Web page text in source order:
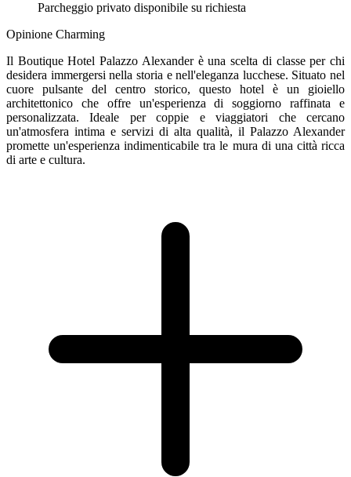
Parcheggio privato disponibile su richiesta
Opinione Charming
Il Boutique Hotel Palazzo Alexander è una scelta di classe per chi
desidera immergersi nella storia e nell'eleganza lucchese. Situato nel
cuore pulsante del centro storico, questo hotel è un gioiello
architettonico che offre un'esperienza di soggiorno raffinata e
personalizzata. Ideale per coppie e viaggiatori che cercano
un'atmosfera intima e servizi di alta qualità, il Palazzo Alexander
promette un'esperienza indimenticabile tra le mura di una città ricca
di arte e cultura.